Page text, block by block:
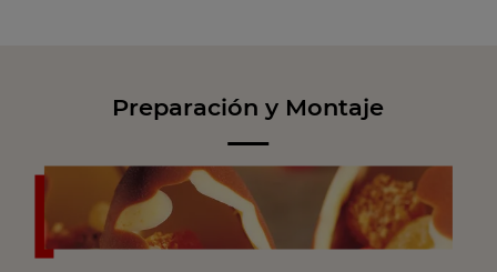
Preparación y Montaje